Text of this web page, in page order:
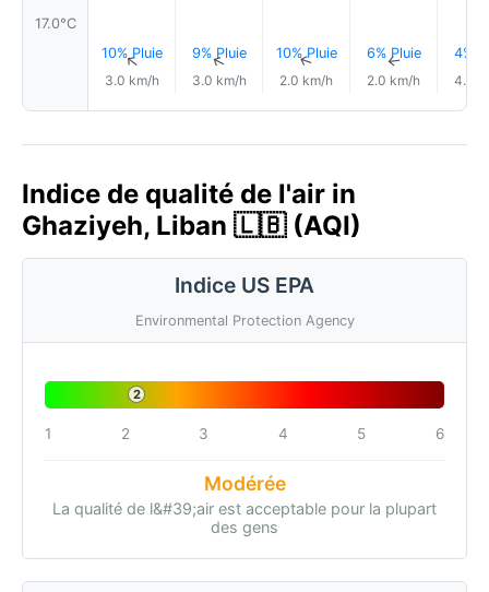
17.0°C
10% Pluie
↑
3.0 km/h
9% Pluie
↑
3.0 km/h
10% Pluie
↑
2.0 km/h
6% Pluie
↑
2.0 km/h
4%
4.0
Indice de qualité de l'air in
Ghaziyeh, Liban 🇱🇧 (AQI)
Indice US EPA
Environmental Protection Agency
2
1 2 3 4 5 6
Modérée
La qualité de l&#39;air est acceptable pour la plupart
des gens